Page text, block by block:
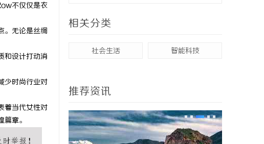
不仅仅是衣
。无论是丝绸
和设计打动消
少时尚行业对
着当代女性对
章。
相关分类
社会生活 智能科技
推荐资讯